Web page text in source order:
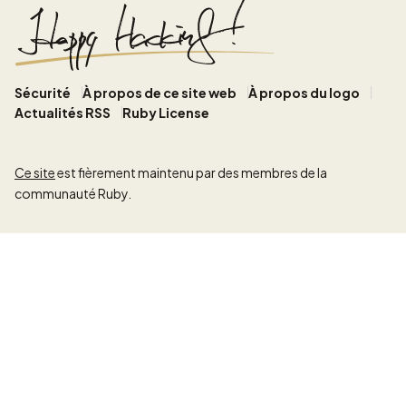
Sécurité À propos de ce site web
À propos du logo
Actualités RSS
Ruby License
Ce siteest fièrement maintenu par des membres de la
communauté Ruby.